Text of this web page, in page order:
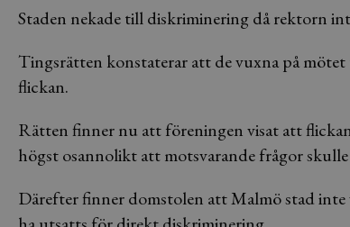
Staden nekade till diskriminering då rektorn
Tingsrätten konstaterar att de vuxna på
flickan.
Rätten finner nu att föreningen visat att
högst osannolikt att motsvarande frågor
Därefter finner domstolen att Malmö stad